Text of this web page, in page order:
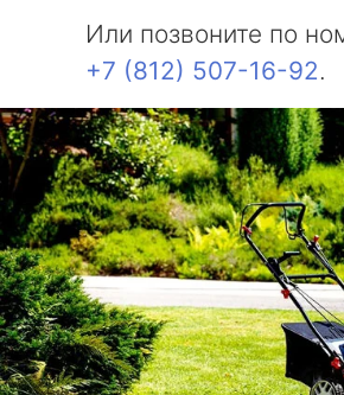
Или позвоните по
+7 (812) 507-16-92.